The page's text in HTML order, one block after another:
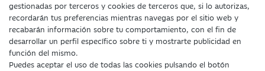
gestionadas por terceros y cookies de terceros que, si lo autorizas,
recordarán tus preferencias mientras navegas por el sitio web y
recabarán información sobre tu comportamiento, con el fin de
desarrollar un perfil específico sobre ti y mostrarte publicidad en
función del mismo.
Puedes aceptar el uso de todas las cookies pulsando el botón
Declaración de accesibilidad